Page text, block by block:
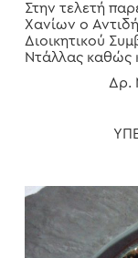
Στην τελετή
Χανίων ο
Διοικητικού
Ντάλλας καθώς
Δρ.